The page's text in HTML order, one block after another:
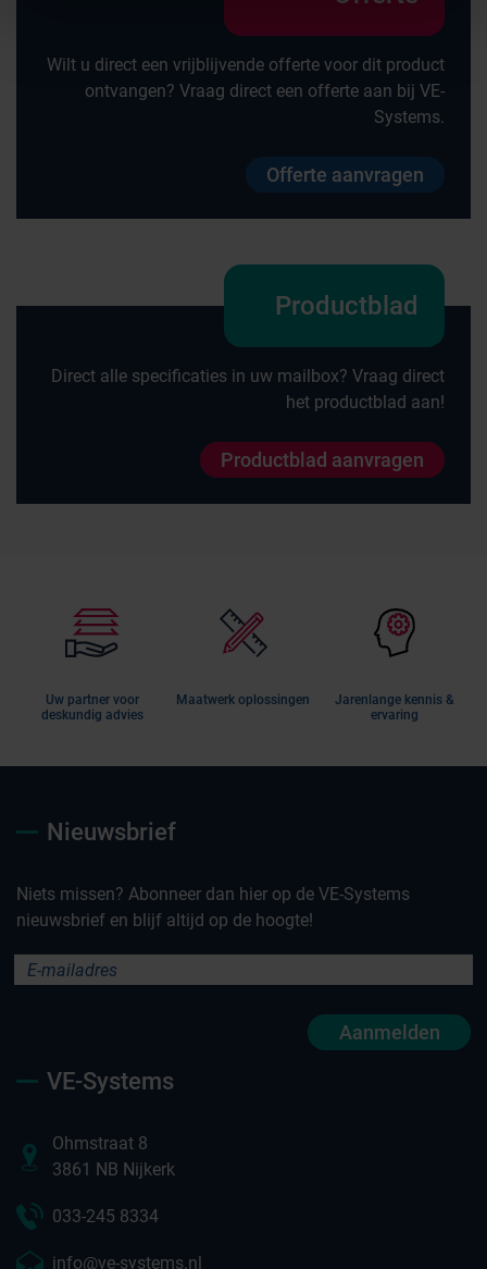
Wilt u direct een vrijblijvende offerte voor dit product
ontvangen? Vraag direct een offerte aan bij VE-
Systems.
Offerte aanvragen
Productblad
Direct alle specificaties in uw mailbox? Vraag direct
het productblad aan!
Productblad aanvragen
Uw partner voor
deskundig advies
Maatwerk oplossingen
Jarenlange kennis &
ervaring
Nieuwsbrief
Niets missen? Abonneer dan hier op de VE-Systems
nieuwsbrief en blijf altijd op de hoogte!
Aanmelden
VE-Systems
Ohmstraat 8
3861 NB Nijkerk
033-245 8334
info@ve-systems.nl